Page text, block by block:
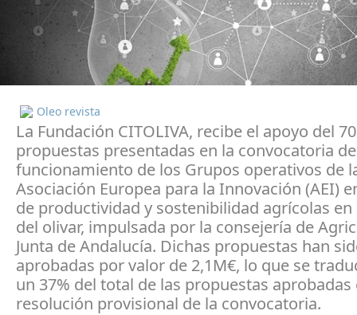
Oleo revista
La Fundación CITOLIVA, recibe el apoyo del
propuestas presentadas en la convocatoria
funcionamiento de los Grupos operativos de
Asociación Europea para la Innovación (AEI)
de productividad y sostenibilidad agrícolas en
del olivar, impulsada por la consejería de
Junta de Andalucía. Dichas propuestas han
aprobadas por valor de 2,1M€, lo que se
un 37% del total de las propuestas aprobadas
resolución provisional de la convocatoria.